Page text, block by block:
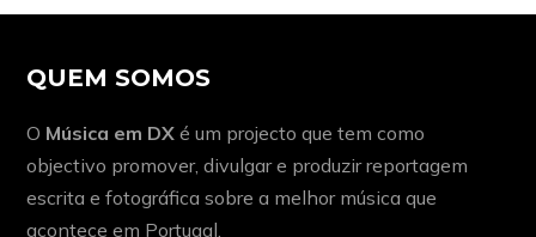
QUEM SOMOS
O Música em DX é um projecto que tem como
objectivo promover, divulgar e produzir reportagem
escrita e fotográfica sobre a melhor música que
acontece em Portugal.